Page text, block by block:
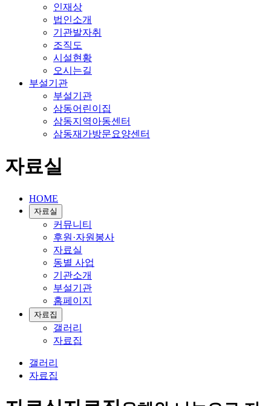
인재상
법인소개
기관발자취
조직도
시설현황
오시는길
부설기관
부설기관
삼동어린이집
삼동지역아동센터
삼동재가방문요양센터
자료실
HOME
자료실
커뮤니티
후원·자원봉사
자료실
동별 사업
기관소개
부설기관
홈페이지
자료집
갤러리
자료집
갤러리
자료집